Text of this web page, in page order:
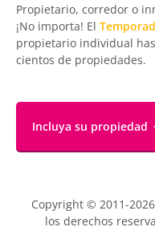
Propietario, corredor o
¡No importa! El
propietario individual
cientos de propiedades.
Incluya su propiedad
Copyright © 2011-
los derechos